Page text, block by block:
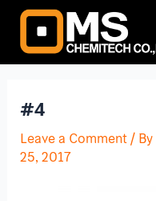
Skip
content
#4
Leave a Comment/ By
25, 2017
Post
navigation